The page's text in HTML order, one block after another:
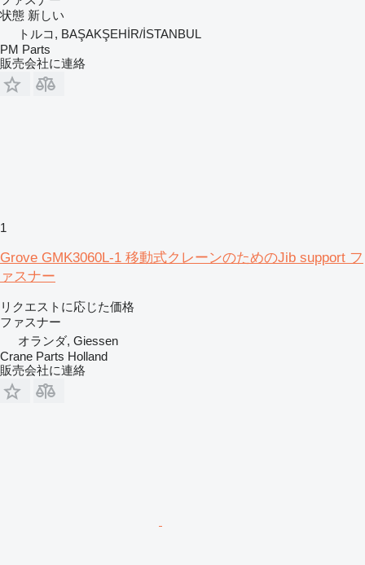
状態 新しい
トルコ, BAŞAKŞEHİR/İSTANBUL
PM Parts
販売会社に連絡
1
Grove GMK3060L-1 移動式クレーンのためのJib support フ
ァスナー
リクエストに応じた価格
ファスナー
オランダ, Giessen
Crane Parts Holland
販売会社に連絡